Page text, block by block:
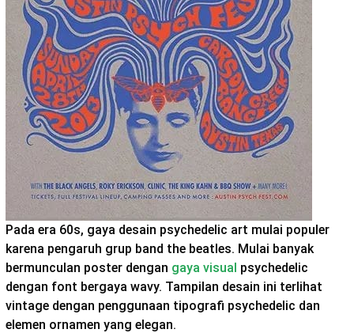
Pada era 60s, gaya desain psychedelic art mulai populer
karena pengaruh grup band the beatles. Mulai banyak
bermunculan poster dengan gaya visual psychedelic
dengan font bergaya wavy. Tampilan desain ini terlihat
vintage dengan penggunaan tipografi psychedelic dan
elemen ornamen yang elegan.